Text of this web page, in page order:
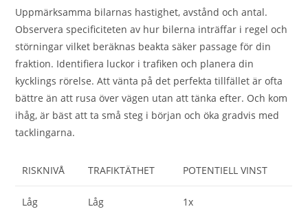
Uppmärksamma bilarnas hastighet, avstånd och antal.
Observera specificiteten av hur bilerna inträffar i regel och
störningar vilket beräknas beakta säker passage för din
fraktion. Identifiera luckor i trafiken och planera din
kycklings rörelse. Att vänta på det perfekta tillfället är ofta
bättre än att rusa över vägen utan att tänka efter. Och kom
ihåg, är bäst att ta små steg i början och öka gradvis med
tacklingarna.
RISKNIVÅ TRAFIKTÄTHET POTENTIELL VINST
Låg Låg 1x